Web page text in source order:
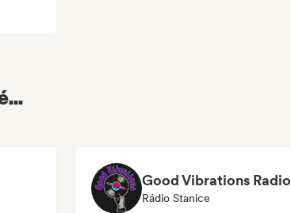
Good Vibrations Radio
Rádio Stanice